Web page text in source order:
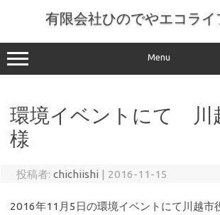
へ
ス
有限会社ひのでやエコライ
Menu
環境イベントにて 川
様
投稿者: chichiishi | 2016-11-15
2016年11月5日の環境イベントにて川越市